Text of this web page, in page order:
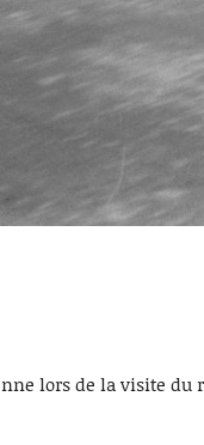
lors de la visite du